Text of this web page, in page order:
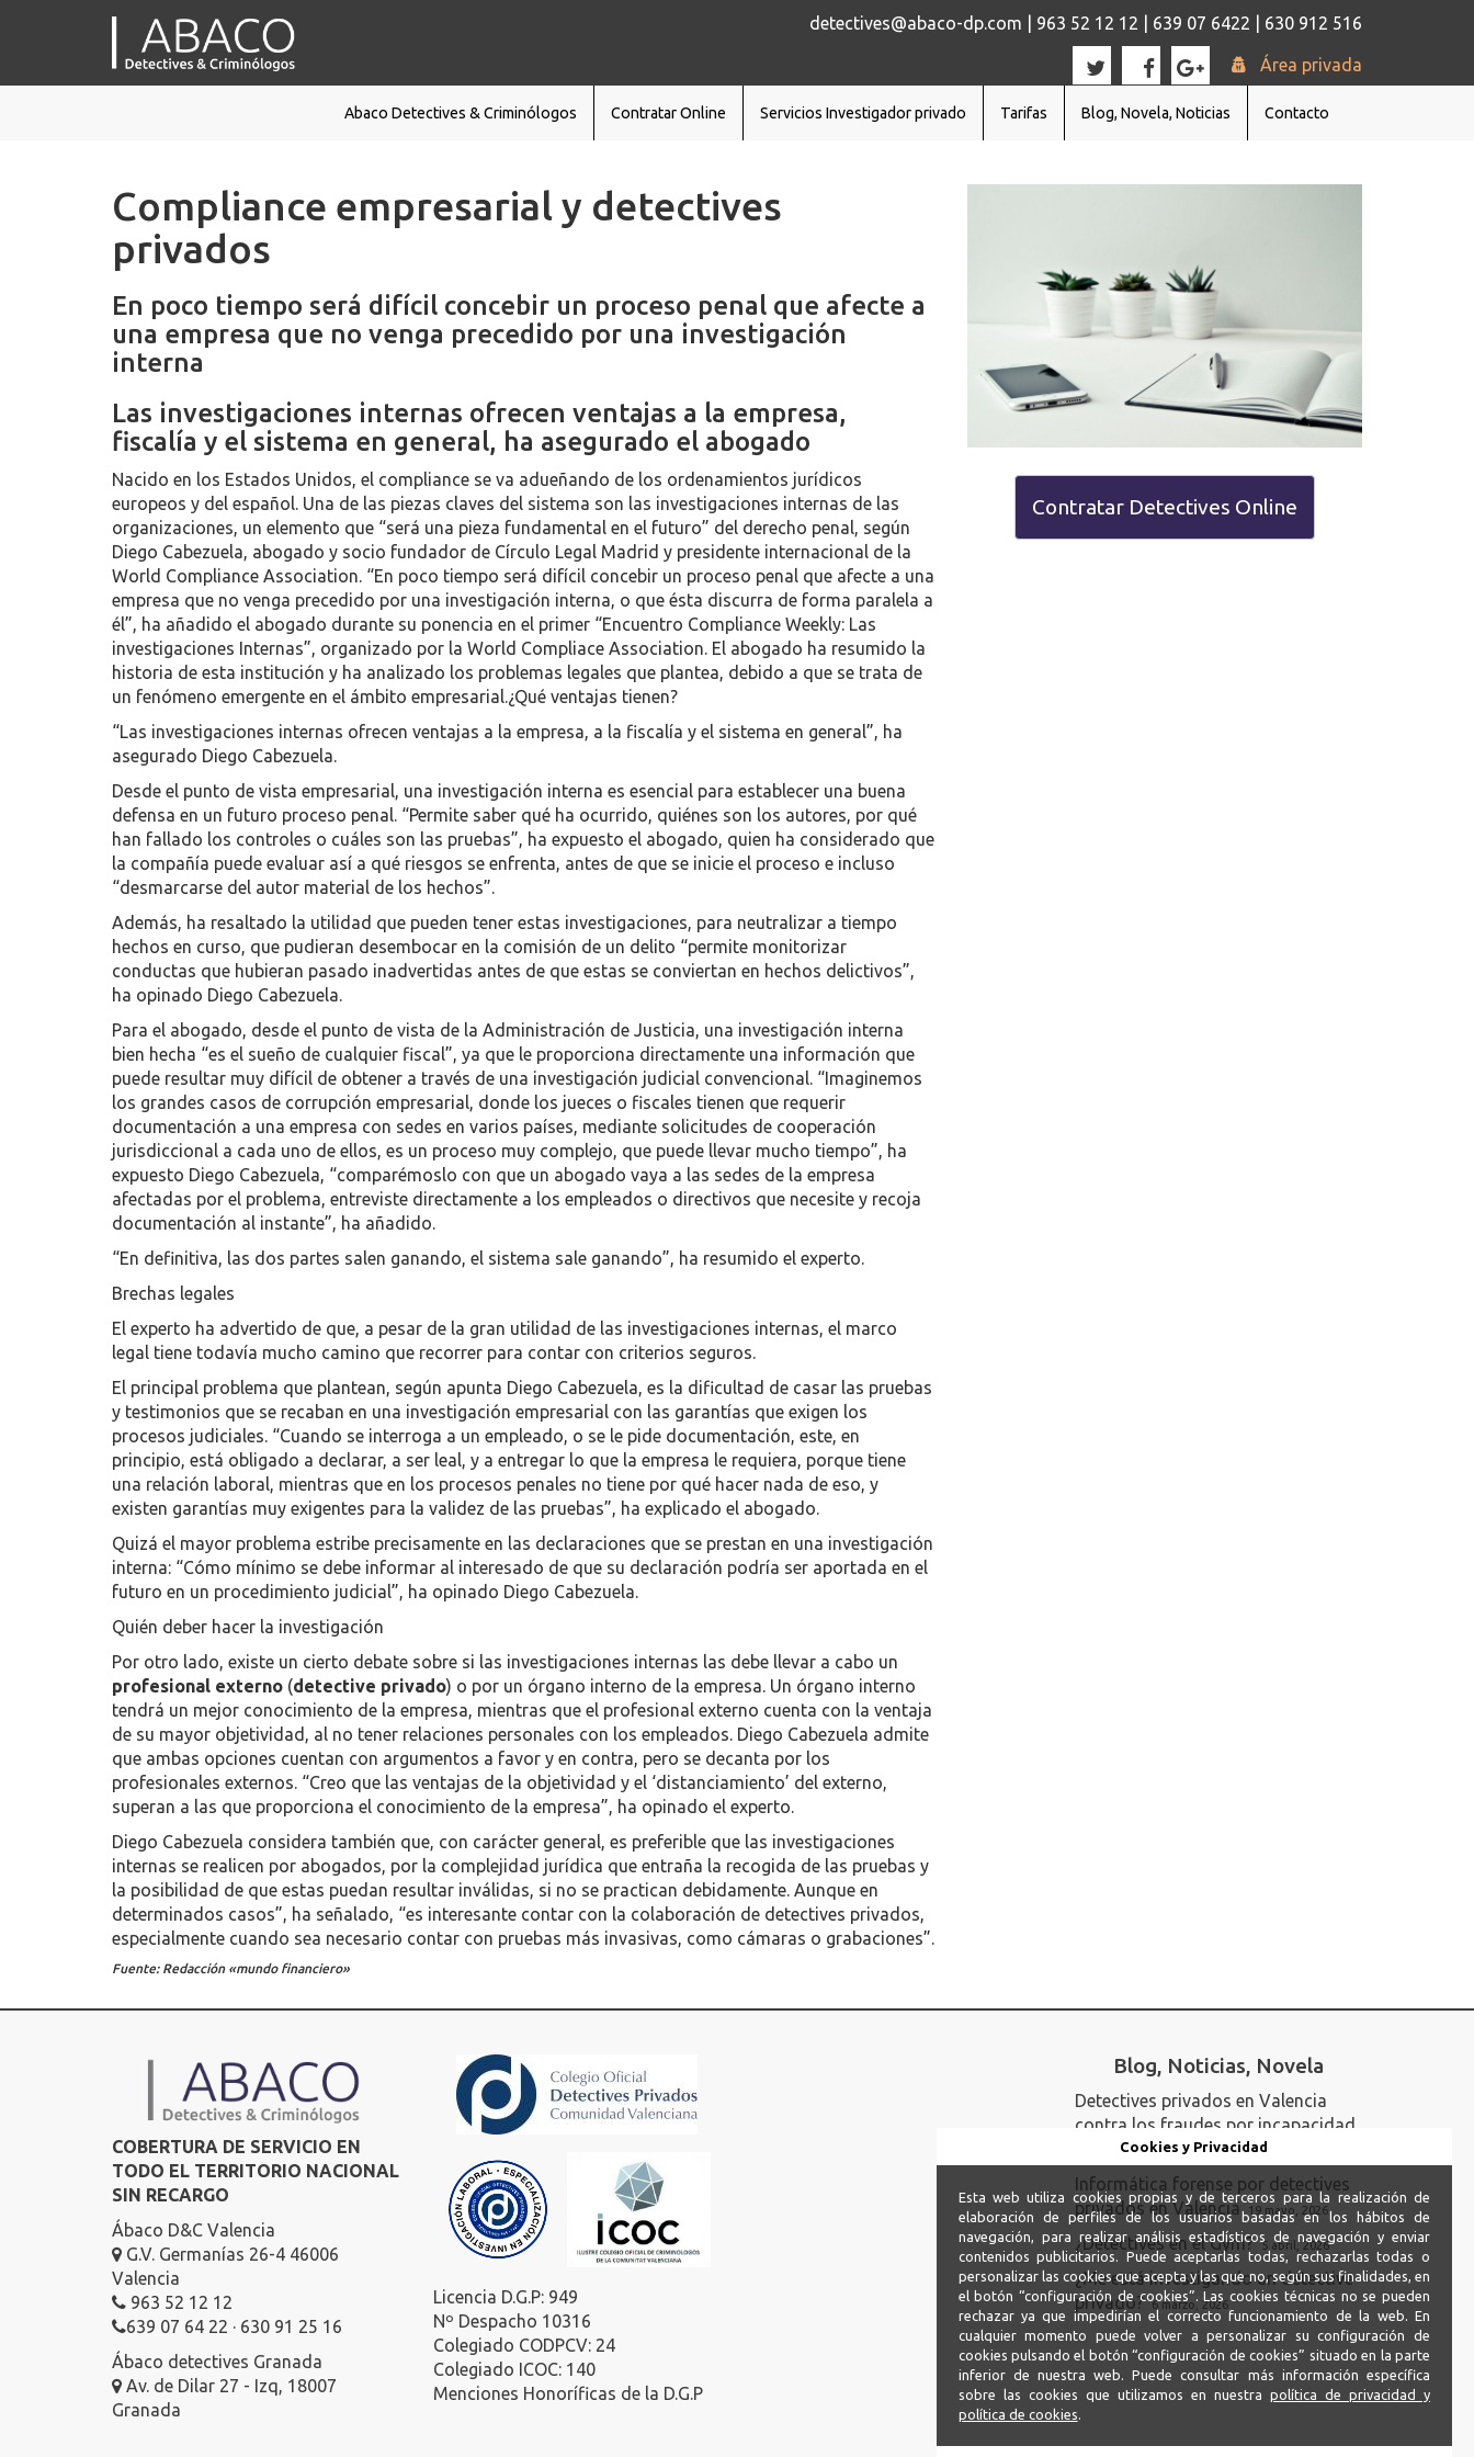
detectives@abaco-dp.com | 963 52 12 12 | 639 07 6422 | 630 912 516
Área privada
Abaco Detectives & Criminólogos Contratar Online Servicios Investigador privado Tarifas Blog, Novela, Noticias Contacto
Compliance empresarial y detectives
privados
En poco tiempo será difícil concebir un proceso penal que afecte a
una empresa que no venga precedido por una investigación
interna
Las investigaciones internas ofrecen ventajas a la empresa,
fiscalía y el sistema en general, ha asegurado el abogado
Nacido en los Estados Unidos, el compliance se va adueñando de los ordenamientos jurídicos
europeos y del español. Una de las piezas claves del sistema son las investigaciones internas de las
organizaciones, un elemento que “será una pieza fundamental en el futuro” del derecho penal, según
Diego Cabezuela, abogado y socio fundador de Círculo Legal Madrid y presidente internacional de la
World Compliance Association. “En poco tiempo será difícil concebir un proceso penal que afecte a una
empresa que no venga precedido por una investigación interna, o que ésta discurra de forma paralela a
él”, ha añadido el abogado durante su ponencia en el primer “Encuentro Compliance Weekly: Las
investigaciones Internas”, organizado por la World Compliace Association. El abogado ha resumido la
historia de esta institución y ha analizado los problemas legales que plantea, debido a que se trata de
un fenómeno emergente en el ámbito empresarial.¿Qué ventajas tienen?
“Las investigaciones internas ofrecen ventajas a la empresa, a la fiscalía y el sistema en general”, ha
asegurado Diego Cabezuela.
Desde el punto de vista empresarial, una investigación interna es esencial para establecer una buena
defensa en un futuro proceso penal. “Permite saber qué ha ocurrido, quiénes son los autores, por qué
han fallado los controles o cuáles son las pruebas”, ha expuesto el abogado, quien ha considerado que
la compañía puede evaluar así a qué riesgos se enfrenta, antes de que se inicie el proceso e incluso
“desmarcarse del autor material de los hechos”.
Además, ha resaltado la utilidad que pueden tener estas investigaciones, para neutralizar a tiempo
hechos en curso, que pudieran desembocar en la comisión de un delito “permite monitorizar
conductas que hubieran pasado inadvertidas antes de que estas se conviertan en hechos delictivos”,
ha opinado Diego Cabezuela.
Para el abogado, desde el punto de vista de la Administración de Justicia, una investigación interna
bien hecha “es el sueño de cualquier fiscal”, ya que le proporciona directamente una información que
puede resultar muy difícil de obtener a través de una investigación judicial convencional. “Imaginemos
los grandes casos de corrupción empresarial, donde los jueces o fiscales tienen que requerir
documentación a una empresa con sedes en varios países, mediante solicitudes de cooperación
jurisdiccional a cada uno de ellos, es un proceso muy complejo, que puede llevar mucho tiempo”, ha
expuesto Diego Cabezuela, “comparémoslo con que un abogado vaya a las sedes de la empresa
afectadas por el problema, entreviste directamente a los empleados o directivos que necesite y recoja
documentación al instante”, ha añadido.
“En definitiva, las dos partes salen ganando, el sistema sale ganando”, ha resumido el experto.
Brechas legales
El experto ha advertido de que, a pesar de la gran utilidad de las investigaciones internas, el marco
legal tiene todavía mucho camino que recorrer para contar con criterios seguros.
El principal problema que plantean, según apunta Diego Cabezuela, es la dificultad de casar las pruebas
y testimonios que se recaban en una investigación empresarial con las garantías que exigen los
procesos judiciales. “Cuando se interroga a un empleado, o se le pide documentación, este, en
principio, está obligado a declarar, a ser leal, y a entregar lo que la empresa le requiera, porque tiene
una relación laboral, mientras que en los procesos penales no tiene por qué hacer nada de eso, y
existen garantías muy exigentes para la validez de las pruebas”, ha explicado el abogado.
Quizá el mayor problema estribe precisamente en las declaraciones que se prestan en una investigación
interna: “Cómo mínimo se debe informar al interesado de que su declaración podría ser aportada en el
futuro en un procedimiento judicial”, ha opinado Diego Cabezuela.
Quién deber hacer la investigación
Por otro lado, existe un cierto debate sobre si las investigaciones internas las debe llevar a cabo un
profesional externo (detective privado) o por un órgano interno de la empresa. Un órgano interno
tendrá un mejor conocimiento de la empresa, mientras que el profesional externo cuenta con la ventaja
de su mayor objetividad, al no tener relaciones personales con los empleados. Diego Cabezuela admite
que ambas opciones cuentan con argumentos a favor y en contra, pero se decanta por los
profesionales externos. “Creo que las ventajas de la objetividad y el ‘distanciamiento’ del externo,
superan a las que proporciona el conocimiento de la empresa”, ha opinado el experto.
Diego Cabezuela considera también que, con carácter general, es preferible que las investigaciones
internas se realicen por abogados, por la complejidad jurídica que entraña la recogida de las pruebas y
la posibilidad de que estas puedan resultar inválidas, si no se practican debidamente. Aunque en
determinados casos”, ha señalado, “es interesante contar con la colaboración de detectives privados,
especialmente cuando sea necesario contar con pruebas más invasivas, como cámaras o grabaciones”.
Fuente: Redacción «mundo financiero»
Contratar Detectives Online
Cookies y Privacidad
Esta web utiliza cookies propias y de terceros para la realización de
elaboración de perfiles de los usuarios basadas en los hábitos de
navegación, para realizar análisis estadísticos de navegación y enviar
contenidos publicitarios. Puede aceptarlas todas, rechazarlas todas o
personalizar las cookies que acepta y las que no, según sus finalidades, en
el botón “configuración de cookies”. Las cookies técnicas no se pueden
rechazar ya que impedirían el correcto funcionamiento de la web. En
cualquier momento puede volver a personalizar su configuración de
cookies pulsando el botón “configuración de cookies” situado en la parte
inferior de nuestra web. Puede consultar más información específica
sobre las cookies que utilizamos en nuestra política de privacidad y
política de cookies.
COBERTURA DE SERVICIO EN
TODO EL TERRITORIO NACIONAL
SIN RECARGO
Ábaco D&C Valencia
G.V. Germanías 26-4 46006
Valencia
963 52 12 12
639 07 64 22 · 630 91 25 16
Ábaco detectives Granada
Av. de Dilar 27 - Izq, 18007
Granada
Licencia D.G.P: 949
Nº Despacho 10316
Colegiado CODPCV: 24
Colegiado ICOC: 140
Menciones Honoríficas de la D.G.P
Blog, Noticias, Novela
Detectives privados en Valencia
contra los fraudes por incapacidad
permanente 23 junio, 2026
Informática forense por detectives
privados en Valencia
19 mayo, 2026
¿Detectives en el Gym? 5 abril, 2026
¿Me está investigando un detective
privado? 6 marzo, 2026